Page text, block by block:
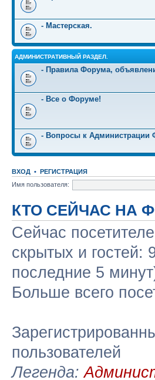
- Мастерская.
АДМИНИСТРАТИВНЫЙ РАЗДЕЛ.
- Правила Форума,
- Все о Форуме!
- Вопросы к Администрации
ВХОД • РЕГИСТРАЦИЯ
Имя пользователя:
КТО СЕЙЧАС НА
Сейчас
скрытых и гостей:
последние 5
Больше всего
пользователей
Легенда: